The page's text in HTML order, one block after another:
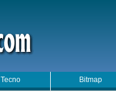
Tecno Bitmap